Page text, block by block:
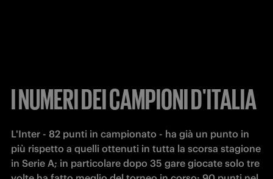
I NUMERI DEI CAMPIONI D'ITALIA
L'Inter - 82 punti in campionato - ha già un punto in
più rispetto a quelli ottenuti in tutta la scorsa stagione
in Serie A; in particolare dopo 35 gare giocate solo tre